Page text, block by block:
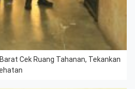
Cek Ruang Tahanan, Tekankan